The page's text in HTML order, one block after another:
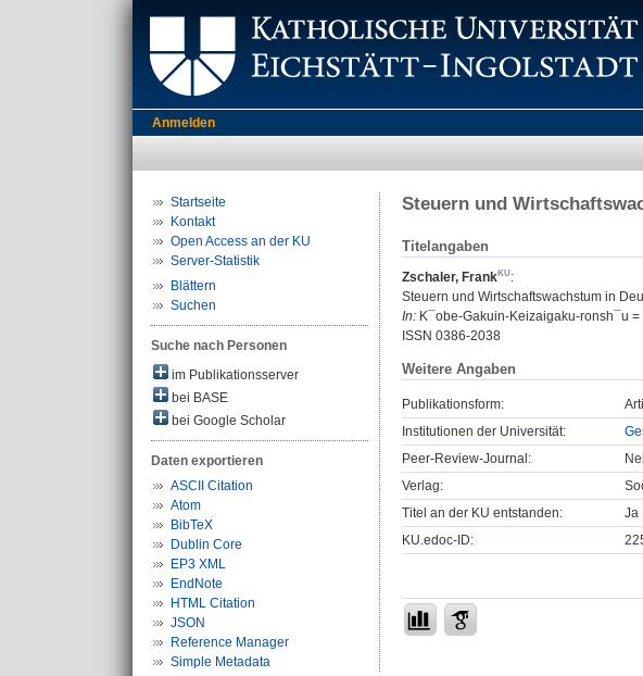
Anmelden
Startseite
Kontakt
Open Access an der KU
Server-Statistik
Blättern
Suchen
Suche nach Personen
im Publikationsserver
bei BASE
bei Google Scholar
Daten exportieren
ASCII Citation
Atom
BibTeX
Dublin Core
EP3 XML
EndNote
HTML Citation
JSON
Reference Manager
Simple Metadata
Steuern und
Titelangaben
Zschaler, Frank
:
Steuern und Wirtschaftswachstum in
In: K¯obe-Gakuin-Keizaigaku-ronsh¯u
ISSN 0386-2038
Weitere Angaben
Publikationsform:
Institutionen der Universität:
Peer-Review-Journal:
Verlag:
Titel an der KU entstanden:
Ja
KU.edoc-ID: